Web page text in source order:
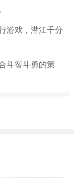
游戏，潜江千分
斗智斗勇的策
戏模式，不分对
，摸到此牌的玩